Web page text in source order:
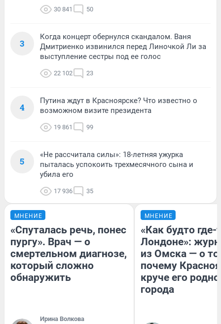
30 841 50
3
Когда концерт обернулся скандалом. Ваня
Дмитриенко извинился перед Линочкой Ли за
выступление сестры под ее голос
22 102 23
4
Путина ждут в Красноярске? Что известно о
возможном визите президента
19 861 99
5
«Не рассчитала силы»: 18-летняя ужурка
пыталась успокоить трехмесячного сына и
убила его
17 936 35
МНЕНИЕ
«Спуталась речь, понес
пургу». Врач — о
смертельном диагнозе,
который сложно
обнаружить
Ирина Волкова
МНЕНИЕ
«Как будто где-
Лондоне»:
из Омска — о
почему
круче его
города